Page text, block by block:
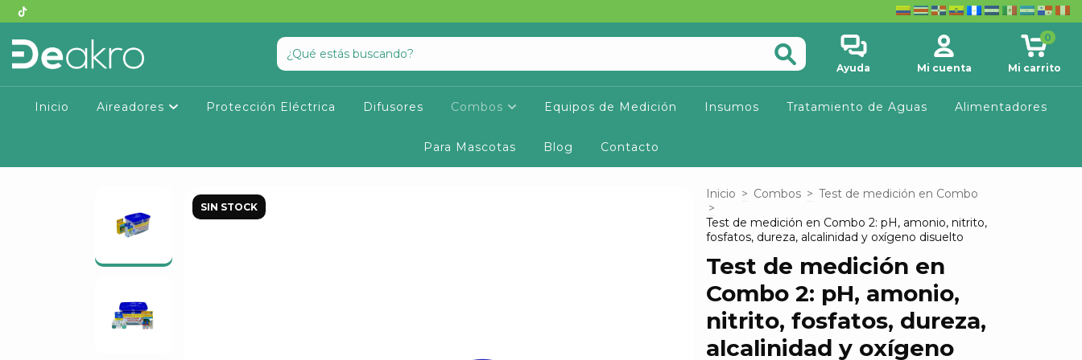
Ayuda Mi cuenta Mi carrito
0
Inicio Aireadores Protección Eléctrica Difusores Combos Equipos de Medición Insumos Tratamiento de Aguas Alimentadores
Para Mascotas Blog Contacto
SIN STOCK
Inicio > Combos > Test de medición en Combo
>
Test de medición en Combo 2: pH, amonio, nitrito,
fosfatos, dureza, alcalinidad y oxígeno disuelto
Test de medición en
Combo 2: pH, amonio,
nitrito, fosfatos, dureza,
alcalinidad y oxígeno